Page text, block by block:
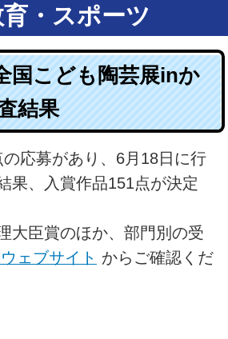
・スポーツ
国こども陶芸展inか
結果
応募があり、6月18日に行
果、入賞作品151点が決定
大臣賞のほか、部門別の受
ェブサイト からご確認くだ